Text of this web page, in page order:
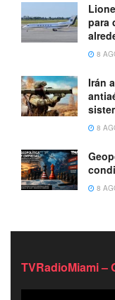
para
8
Irán
8
8
TVRadioMiami –